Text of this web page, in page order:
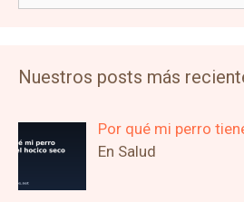
Nuestros posts más
Por qué mi perro
En Salud